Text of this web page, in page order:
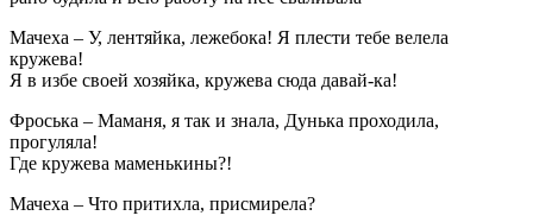
Мачеха – У, лентяйка, лежебока! Я плести тебе велела
кружева!
Я в избе своей хозяйка, кружева сюда давай-ка!
Фроська – Маманя, я так и знала, Дунька проходила,
прогуляла!
Где кружева маменькины?!
Мачеха – Что притихла, присмирела?